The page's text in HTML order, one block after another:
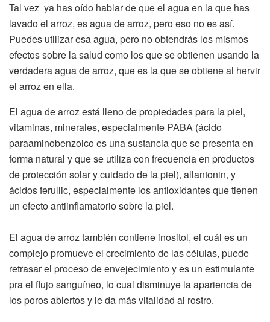
Tal vez ya has oído hablar de que el agua en la que has
lavado el arroz, es agua de arroz, pero eso no es así.
Puedes utilizar esa agua, pero no obtendrás los mismos
efectos sobre la salud como los que se obtienen usando la
verdadera agua de arroz, que es la que se obtiene al hervir
el arroz en ella.
El agua de arroz está lleno de propiedades para la piel,
vitaminas, minerales, especialmente PABA (ácido
paraaminobenzoico es una sustancia que se presenta en
forma natural y que se utiliza con frecuencia en productos
de protección solar y cuidado de la piel), allantonin, y
ácidos ferullic, especialmente los antioxidantes que tienen
un efecto antiinflamatorio sobre la piel.
El agua de arroz también contiene inositol, el cuál es un
complejo promueve el crecimiento de las células, puede
retrasar el proceso de envejecimiento y es un estimulante
pra el flujo sanguíneo, lo cual disminuye la apariencia de
los poros abiertos y le da más vitalidad al rostro.